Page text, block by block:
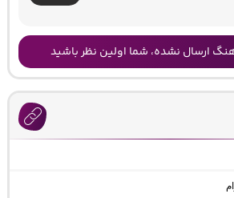
ارسال نشده، شما اولین نظر باشید